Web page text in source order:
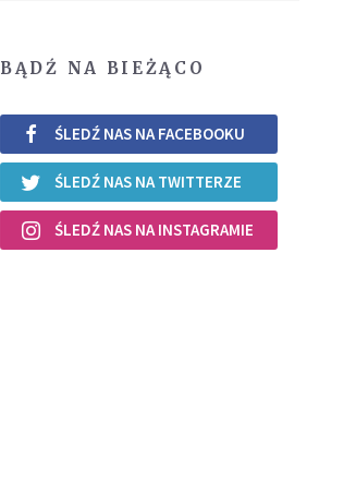
BĄDŹ NA BIEŻĄCO
ŚLEDŹ NAS NA FACEBOOKU
ŚLEDŹ NAS NA TWITTERZE
ŚLEDŹ NAS NA INSTAGRAMIE